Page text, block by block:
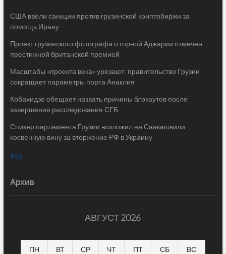
США ввели санкции против грузинской криптобиржи за
помощь Ирану
Проект грузинского фотографа о горной Аджарии отмечен
престижной британской премией
Масштабы «проекта века» урезают: правительство Грузии
сокращает параметры порта Анаклия
Кобахидзе обещает назвать причины блэкаутов после
завершения расследования СГБ
Спикер парламента Грузии возложил на Саакашвили
косвенную вину за вторжение РФ в Украину
RSS
Архив
АВГУСТ 2026
ПН ВТ СР ЧТ ПТ СБ ВС